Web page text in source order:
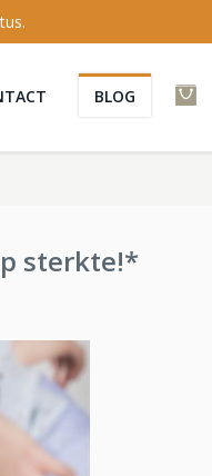
BLOG
sterkte!*